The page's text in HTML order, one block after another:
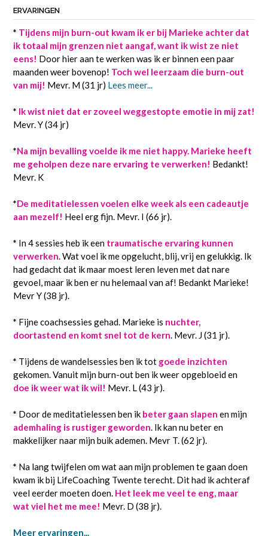
ERVARINGEN
* Tijdens mijn burn-out kwam ik er bij Marieke achter dat
ik totaal mijn grenzen niet aangaf, want ik wist ze niet
eens! Door hier aan te werken was ik er binnen een paar
maanden weer bovenop! Toch wel leerzaam die burn-out
van mij! Mevr. M (31 jr) Lees meer...
* Ik wist niet dat er zoveel weggestopte emotie in mij zat!
Mevr. Y (34 jr)
*Na mijn bevalling voelde ik me niet happy. Marieke heeft
me geholpen deze nare ervaring te verwerken! Bedankt!
Mevr. K
*De meditatielessen voelen elke week als een cadeautje
aan mezelf! Heel erg fijn. Mevr. I (66 jr).
* In 4 sessies heb ik een traumatische ervaring kunnen
verwerken. Wat voel ik me opgelucht, blij, vrij en gelukkig. Ik
had gedacht dat ik maar moest leren leven met dat nare
gevoel, maar ik ben er nu helemaal van af! Bedankt Marieke!
Mevr Y (38 jr).
* Fijne coachsessies gehad. Marieke is nuchter,
doortastend en komt snel tot de kern. Mevr. J (31 jr).
* Tijdens de wandelsessies ben ik tot goede inzichten
gekomen. Vanuit mijn burn-out ben ik weer opgebloeid en
doe ik weer wat ik wil! Mevr. L (43 jr).
* Door de meditatielessen ben ik beter gaan slapen en mijn
ademhaling is rustiger geworden. Ik kan nu beter en
makkelijker naar mijn buik ademen. Mevr T. (62 jr).
* Na lang twijfelen om wat aan mijn problemen te gaan doen
kwam ik bij LifeCoaching Twente terecht. Dit had ik achteraf
veel eerder moeten doen. Het leek me veel te eng, maar
wat viel het me mee! Mevr. D (38 jr).
Meer ervaringen...